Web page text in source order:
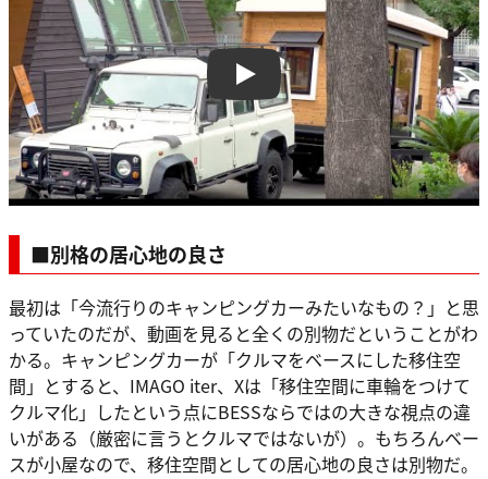
Play
■別格の居心地の良さ
最初は「今流行りのキャンピングカーみたいなもの？」と思
っていたのだが、動画を見ると全くの別物だということがわ
かる。キャンピングカーが「クルマをベースにした移住空
間」とすると、IMAGO iter、Xは「移住空間に車輪をつけて
クルマ化」したという点にBESSならではの大きな視点の違
いがある（厳密に言うとクルマではないが）。もちろんベー
スが小屋なので、移住空間としての居心地の良さは別物だ。